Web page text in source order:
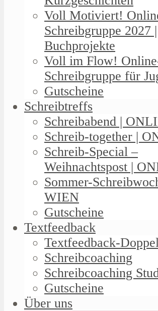
Voll Motiviert!
Schreibgruppe 2027 |
Buchprojekte
Voll im Flow!
Schreibgruppe für
Gutscheine
Schreibtreffs
Schreibabend |
Schreib-together |
Schreib-Special –
Weihnachtspost |
Sommer-
WIEN
Gutscheine
Textfeedback
Textfeedback-
Schreibcoaching
Schreibcoaching
Gutscheine
Über uns